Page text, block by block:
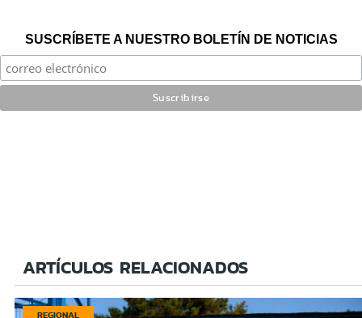
SUSCRÍBETE A NUESTRO BOLETÍN DE NOTICIAS
ARTÍCULOS RELACIONADOS
REGIONAL